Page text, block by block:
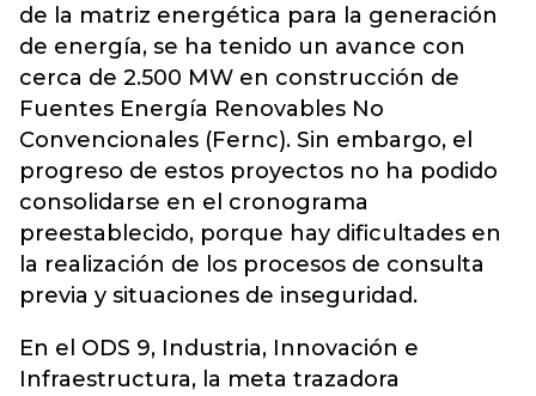
de la matriz energética para la generación
de energía, se ha tenido un avance con
cerca de 2.500 MW en construcción de
Fuentes Energía Renovables No
Convencionales (Fernc). Sin embargo, el
progreso de estos proyectos no ha podido
consolidarse en el cronograma
preestablecido, porque hay dificultades en
la realización de los procesos de consulta
previa y situaciones de inseguridad.
En el ODS 9, Industria, Innovación e
Infraestructura, la meta trazadora